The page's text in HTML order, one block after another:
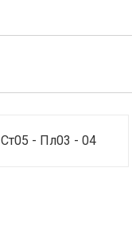
Ст05 - Пл03 - 04